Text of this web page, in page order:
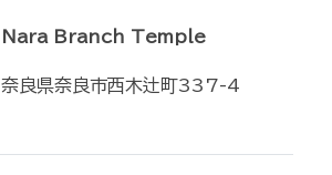
Nara Branch Temple
奈良県奈良市西木辻町337-4